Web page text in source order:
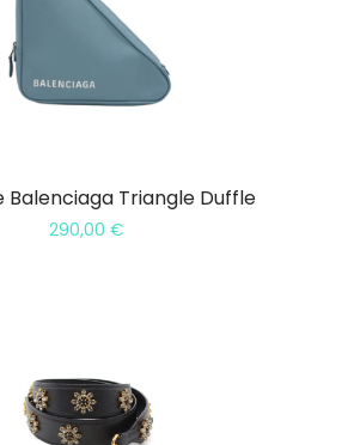
Balenciaga Triangle Duffle
290,00 €